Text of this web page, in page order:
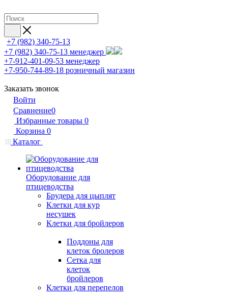
+7 (982) 340-75-13
+7 (982) 340-75-13 менеджер
+7-912-401-09-53 менеджер
+7-950-744-89-18 розничный магазин
Заказать звонок
Войти
Сравнение0
Избранные товары 0
Корзина 0
Каталог
Оборудование для
птицеводства
Брудера для цыплят
Клетки для кур
несушек
Клетки для бройлеров
Поддоны для
клеток бролеров
Сетка для
клеток
бройлеров
Клетки для перепелов